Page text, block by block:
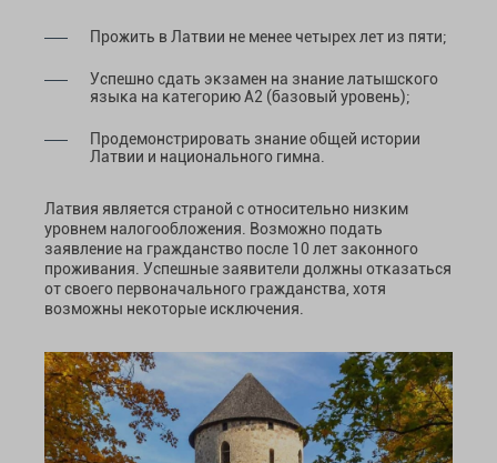
Прожить в Латвии не менее четырех лет из пяти;
Успешно сдать экзамен на знание латышского
языка на категорию A2 (базовый уровень);
Продемонстрировать знание общей истории
Латвии и национального гимна.
Латвия является страной с относительно низким
уровнем налогообложения. Возможно подать
заявление на гражданство после 10 лет законного
проживания. Успешные заявители должны отказаться
от своего первоначального гражданства, хотя
возможны некоторые исключения.